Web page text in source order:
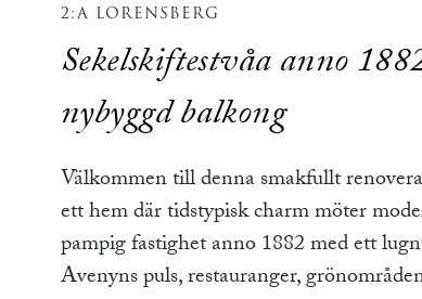
2:A LORENSBERG
Sekelskiftestvåa anno
nybyggd balkong
Välkommen till denna smakfullt
ett hem där tidstypisk charm möter
pampig fastighet anno 1882 med ett
Avenyns puls, restauranger,